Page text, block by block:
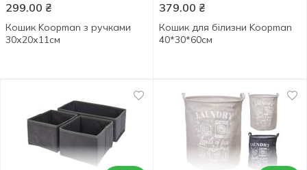
299.00 ₴
Кошик Koopman з ручками
30х20х11см
379.00 ₴
Кошик для білизни Koopman
40*30*60см